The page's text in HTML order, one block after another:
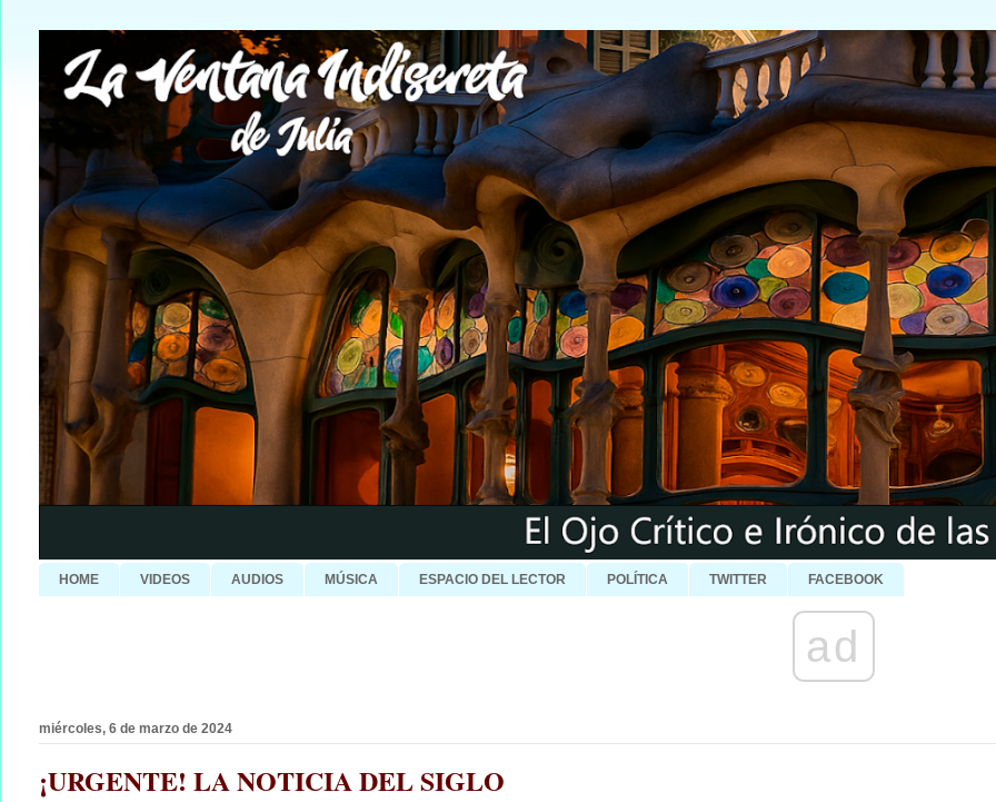
HOME VIDEOS AUDIOS MÚSICA ESPACIO DEL LECTOR POLÍTICA TWITTER FACEBOOK
ad
miércoles, 6 de marzo de 2024
¡URGENTE! LA NOTICIA DEL SIGLO